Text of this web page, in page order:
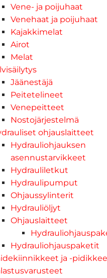
Vene- ja poijuhaat
Venehaat ja poijuhaat
Kajakkimelat
Airot
Melat
Jäänestäjä
Peitetelineet
Venepeitteet
Nostojärjestelmä
ohjauslaitteet
Hydrauliohjauksen
asennustarvikkeet
Hydrauliletkut
Hydraulipumput
Ohjaussylinterit
Hydrauliöljyt
Ohjauslaitteet
Hydrauliohjauspaketit
ja -